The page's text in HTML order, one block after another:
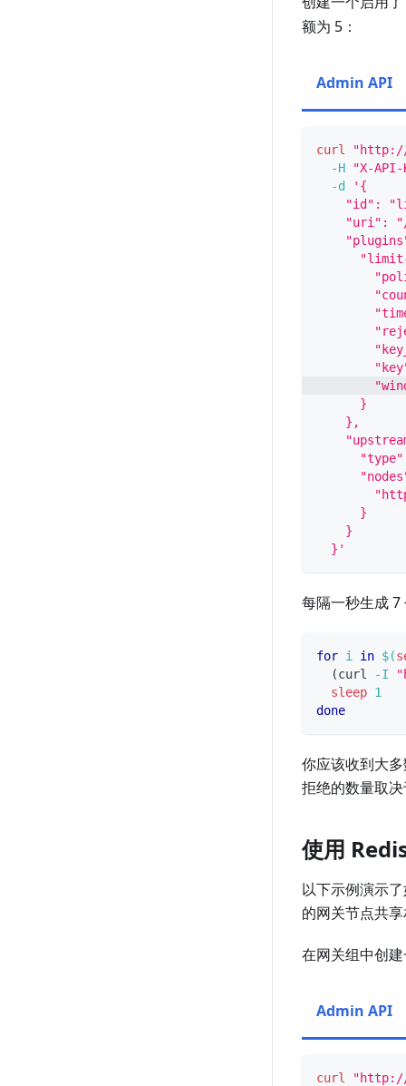
额为 5：
Admin API
curl
"http://
-H
"X-
-d
'{
"id":
"uri":
      }
    },
      }
    }
  }'
每隔一秒生成
for i in $(
(curl -I
sleep 1
done
你应该收到大
拒绝的数量取
使用
以下示例演示
的网关节点共
在网关组中创
Admin API
curl
"http://